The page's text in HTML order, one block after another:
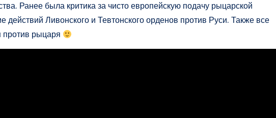
Ранее была критика за чисто европейскую подачу рыцарской
действий Ливонского и Тевтонского орденов против Руси. Также все
рыцаря